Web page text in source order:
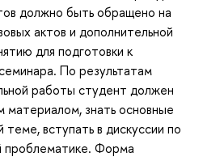
должно быть обращено на
актов и дополнительной
для подготовки к
По результатам
работы студент должен
материалом, знать основные
вступать в дискуссии по
проблематике. Форма